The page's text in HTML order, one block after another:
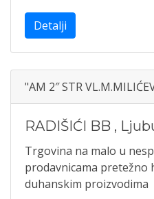
Detalji
"AM 2″ STR
RADIŠIĆI BB ,
Trgovina na malo u
prodavnicama pretežno
duhanskim proizvodima